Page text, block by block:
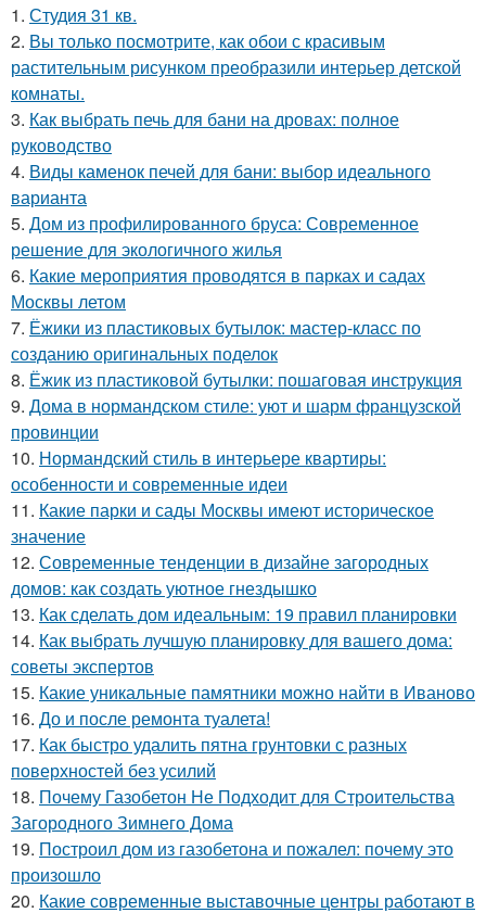
1. Студия 31 кв.
2. Вы только посмотрите, как обои с красивым
растительным рисунком преобразили интерьер детской
комнаты.
3. Как выбрать печь для бани на дровах: полное
руководство
4. Виды каменок печей для бани: выбор идеального
варианта
5. Дом из профилированного бруса: Современное
решение для экологичного жилья
6. Какие мероприятия проводятся в парках и садах
Москвы летом
7. Ёжики из пластиковых бутылок: мастер-класс по
созданию оригинальных поделок
8. Ёжик из пластиковой бутылки: пошаговая инструкция
9. Дома в нормандском стиле: уют и шарм французской
провинции
10. Нормандский стиль в интерьере квартиры:
особенности и современные идеи
11. Какие парки и сады Москвы имеют историческое
значение
12. Современные тенденции в дизайне загородных
домов: как создать уютное гнездышко
13. Как сделать дом идеальным: 19 правил планировки
14. Как выбрать лучшую планировку для вашего дома:
советы экспертов
15. Какие уникальные памятники можно найти в Иваново
16. До и после ремонта туалета!
17. Как быстро удалить пятна грунтовки с разных
поверхностей без усилий
18. Почему Газобетон Не Подходит для Строительства
Загородного Зимнего Дома
19. Построил дом из газобетона и пожалел: почему это
произошло
20. Какие современные выставочные центры работают в